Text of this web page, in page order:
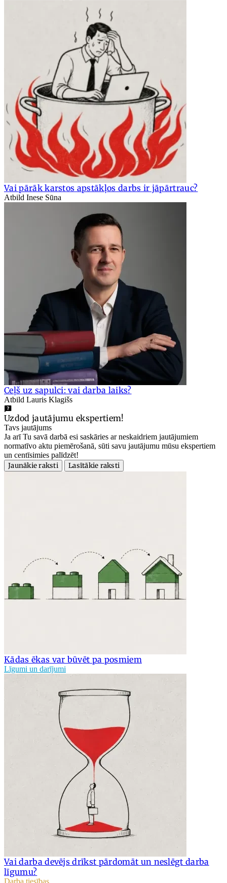
Vai pārāk karstos apstākļos darbs ir jāpārtrauc?
Atbild Inese Sūna
Ceļš uz sapulci: vai darba laiks?
Atbild Lauris Klagišs
Uzdod jautājumu ekspertiem!
Tavs jautājums
Ja arī Tu savā darbā esi saskāries ar neskaidriem jautājumiem
normatīvo aktu piemērošanā, sūti savu jautājumu mūsu ekspertiem
un centīsimies palīdzēt!
Jaunākie raksti
Lasītākie raksti
Kādas ēkas var būvēt pa posmiem
Līgumi un darījumi
Vai darba devējs drīkst pārdomāt un neslēgt darba
līgumu?
Darba tiesības